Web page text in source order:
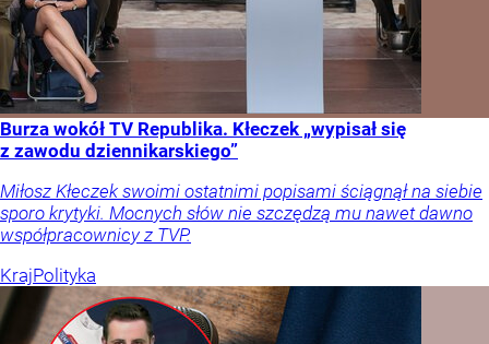
Burza wokół TV Republika. Kłeczek „wypisał się
z zawodu dziennikarskiego”
Miłosz Kłeczek swoimi ostatnimi popisami ściągnął na siebie
sporo krytyki. Mocnych słów nie szczędzą mu nawet dawno
współpracownicy z TVP.
KrajPolityka